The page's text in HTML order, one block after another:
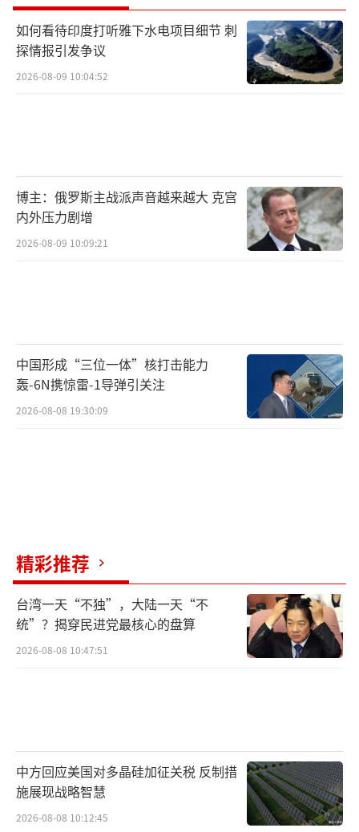
如何看待印度打听雅下水电项目细节 刺
探情报引发争议
2026-08-09 10:04:52
博主：俄罗斯主战派声音越来越大 克宫
内外压力剧增
2026-08-09 10:09:21
中国形成“三位一体”核打击能力
轰-6N携惊雷-1导弹引关注
2026-08-08 19:30:09
精彩推荐
台湾一天“不独”，大陆一天“不
统”？揭穿民进党最核心的盘算
2026-08-08 10:47:51
中方回应美国对多晶硅加征关税 反制措
施展现战略智慧
2026-08-08 10:12:45